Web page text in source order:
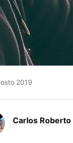
2019
Carlos Roberto